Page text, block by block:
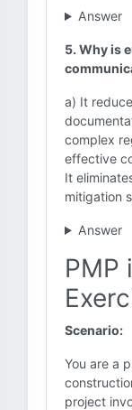
Answer
5. Why is
a) It
complex
effective
It
mitigation
Answer
PMP
Scenario:
You are a
project